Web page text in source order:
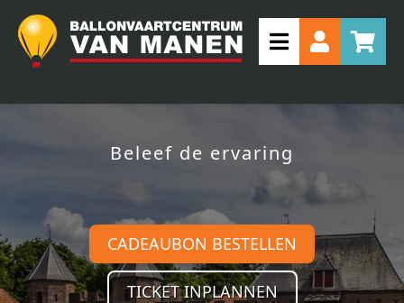
Beleef de ervaring
CADEAUBON BESTELLEN
TICKET INPLANNEN